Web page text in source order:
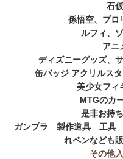
石
孫悟空、ブロ
ルフィ、
アニ
ディズニーグッズ、
缶バッジ アクリルス
美少女フィ
MTGのカ
是非お持
ガンプラ 製作道具 工
れペンなども
その他